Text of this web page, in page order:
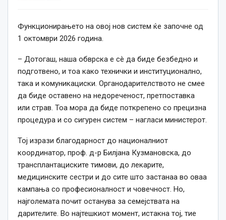
Функционирањето на овој нов систем ќе започне од
1 октомври 2026 година.
– Дотогаш, наша обврска е сè да биде безбедно и
подготвено, и тоа како технички и институционално,
така и комуникациски. Органодарителството не смее
да биде оставено на недореченост, претпоставка
или страв. Тоа мора да биде поткрепено со прецизна
процедура и со сигурен систем – нагласи министерот.
Тој изрази благодарност до националниот
координатор, проф. д-р Билјана Кузмановска, до
трансплантациските тимови, до лекарите,
медицинските сестри и до сите што застанаа во оваа
кампања со професионалност и човечност. Но,
најголемата почит останува за семејствата на
дарителите. Во најтешкиот момент, истакна тој, тие